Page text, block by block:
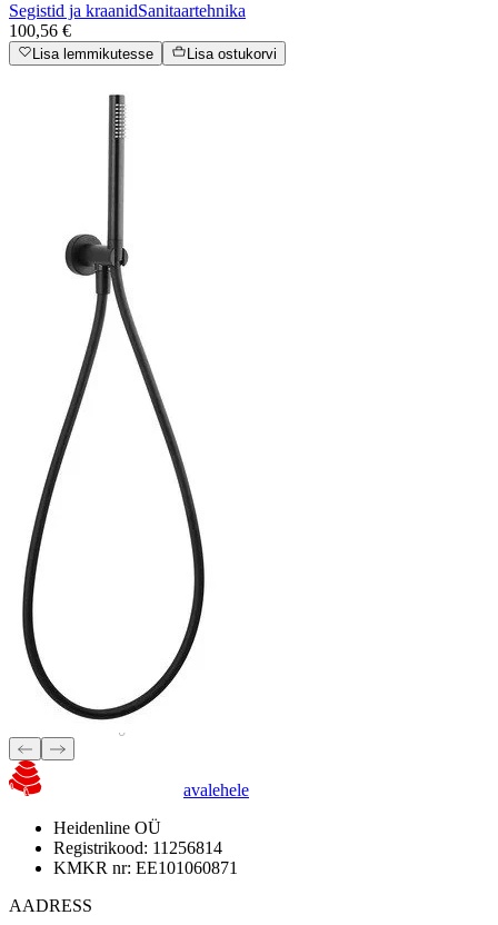
Segistid ja kraanidSanitaartehnika
100,56 €
Lisa lemmikutesse Lisa ostukorvi
avalehele
Heidenline OÜ
Registrikood: 11256814
KMKR nr: EE101060871
AADRESS